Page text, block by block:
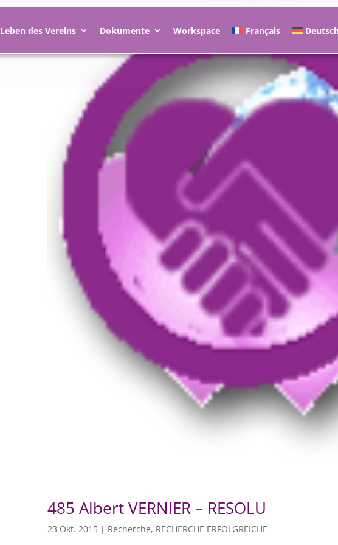
Leben des Vereins Dokumente Workspace Français Deutsch
485 Albert VERNIER – RESOLU
23 Okt. 2015| Recherche, RECHERCHE ERFOLGREICHE